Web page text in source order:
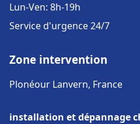
Lun-Ven: 8h-19h
Service d'urgence 24/7
Zone intervention
Plonéour Lanvern, France
installation et dépannage